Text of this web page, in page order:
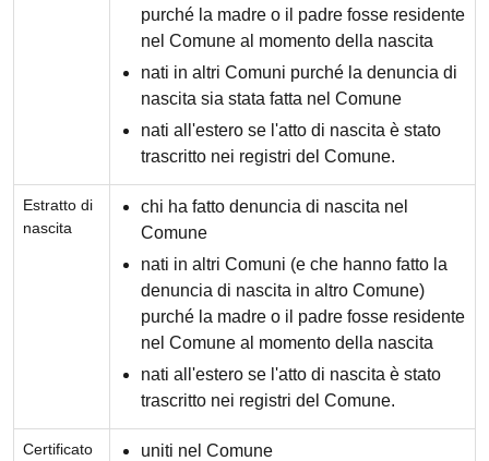
purché la madre o il padre fosse residente
nel Comune al momento della nascita
nati in altri Comuni purché la denuncia di
nascita sia stata fatta nel Comune
nati all'estero se l'atto di nascita è stato
trascritto nei registri del Comune.
Estratto di
nascita
chi ha fatto denuncia di nascita nel
Comune
nati in altri Comuni (e che hanno fatto la
denuncia di nascita in altro Comune)
purché la madre o il padre fosse residente
nel Comune al momento della nascita
nati all'estero se l'atto di nascita è stato
trascritto nei registri del Comune.
Certificato
uniti nel Comune